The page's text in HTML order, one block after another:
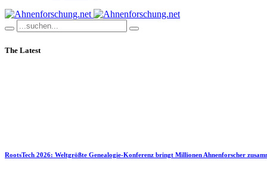
The Latest
RootsTech 2026: Weltgrößte Genealogie-Konferenz bringt Millionen Ahnenforscher